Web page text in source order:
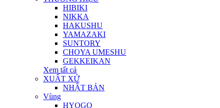
HIBIKI
NIKKA
HAKUSHU
YAMAZAKI
SUNTORY
CHOYA UMESHU
GEKKEIKAN
Xem tất cả
XUẤT XỨ
NHẬT BẢN
Vùng
HYOGO